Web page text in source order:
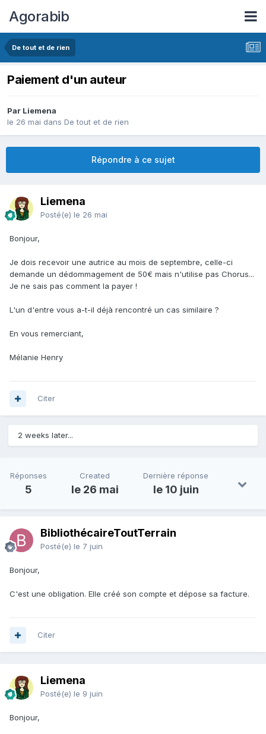
Agorabib
De tout et de rien
Paiement d'un auteur
Par Liemena
le 26 mai dans De tout et de rien
Répondre à ce sujet
Liemena
Posté(e) le 26 mai
Bonjour,
Je dois recevoir une autrice au mois de septembre, celle-ci
demande un dédommagement de 50€ mais n'utilise pas Chorus...
Je ne sais pas comment la payer !
L'un d'entre vous a-t-il déjà rencontré un cas similaire ?
En vous remerciant,
Mélanie Henry
Citer
2 weeks later...
Réponses
5
Created
le 26 mai
Dernière réponse
le 10 juin
BibliothécaireToutTerrain
Posté(e) le 7 juin
Bonjour,
C'est une obligation. Elle créé son compte et dépose sa facture.
Citer
Liemena
Posté(e) le 9 juin
Bonjour,